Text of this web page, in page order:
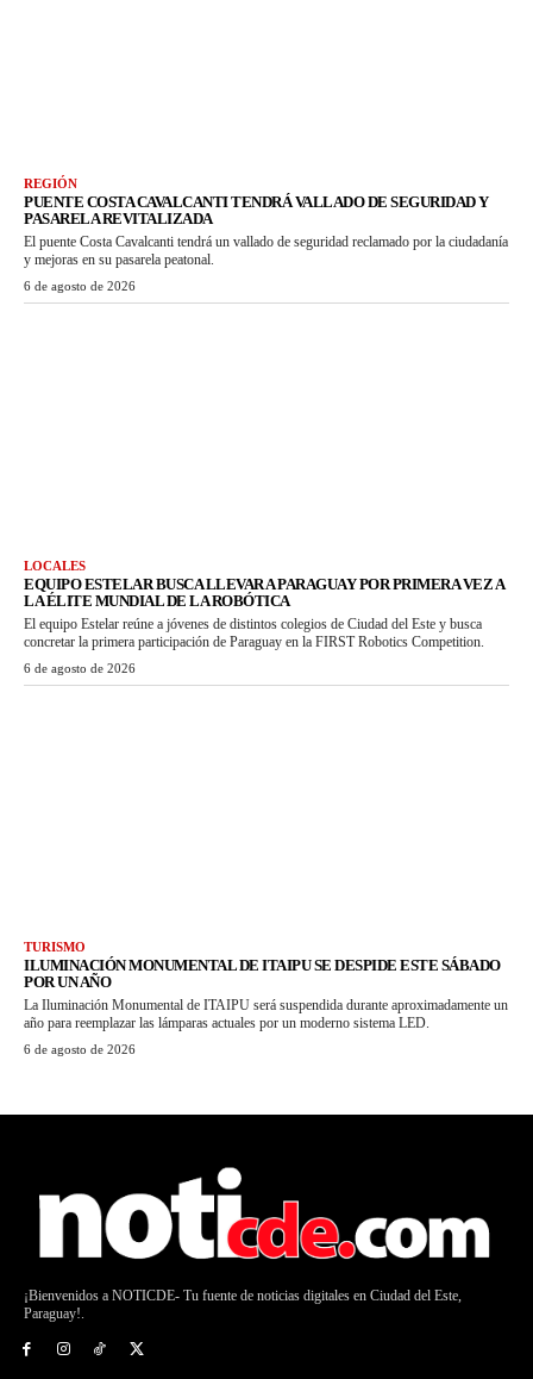
REGIÓN
PUENTE COSTA CAVALCANTI TENDRÁ VALLADO DE SEGURIDAD Y
PASARELA REVITALIZADA
El puente Costa Cavalcanti tendrá un vallado de seguridad reclamado por la ciudadanía
y mejoras en su pasarela peatonal.
6 de agosto de 2026
LOCALES
EQUIPO ESTELAR BUSCA LLEVAR A PARAGUAY POR PRIMERA VEZ A
LA ÉLITE MUNDIAL DE LA ROBÓTICA
El equipo Estelar reúne a jóvenes de distintos colegios de Ciudad del Este y busca
concretar la primera participación de Paraguay en la FIRST Robotics Competition.
6 de agosto de 2026
TURISMO
ILUMINACIÓN MONUMENTAL DE ITAIPU SE DESPIDE ESTE SÁBADO
POR UN AÑO
La Iluminación Monumental de ITAIPU será suspendida durante aproximadamente un
año para reemplazar las lámparas actuales por un moderno sistema LED.
6 de agosto de 2026
¡Bienvenidos a NOTICDE- Tu fuente de noticias digitales en Ciudad del Este,
Paraguay!.